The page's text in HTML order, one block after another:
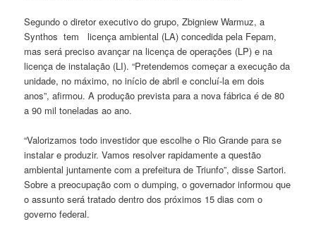
Segundo o diretor executivo do grupo, Zbigniew Warmuz, a
Synthos tem licença ambiental (LA) concedida pela Fepam,
mas será preciso avançar na licença de operações (LP) e na
licença de instalação (LI). “Pretendemos começar a execução da
unidade, no máximo, no início de abril e concluí-la em dois
anos”, afirmou. A produção prevista para a nova fábrica é de 80
a 90 mil toneladas ao ano.
“Valorizamos todo investidor que escolhe o Rio Grande para se
instalar e produzir. Vamos resolver rapidamente a questão
ambiental juntamente com a prefeitura de Triunfo”, disse Sartori.
Sobre a preocupação com o dumping, o governador informou que
o assunto será tratado dentro dos próximos 15 dias com o
governo federal.